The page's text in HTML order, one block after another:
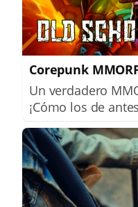
Corepunk
Un verdadero
¡Cómo los de